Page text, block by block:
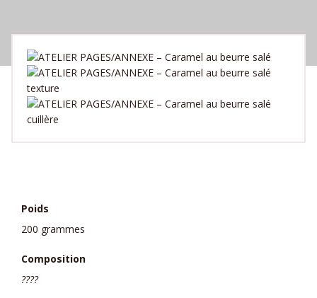
Poids
200 grammes
Composition
????